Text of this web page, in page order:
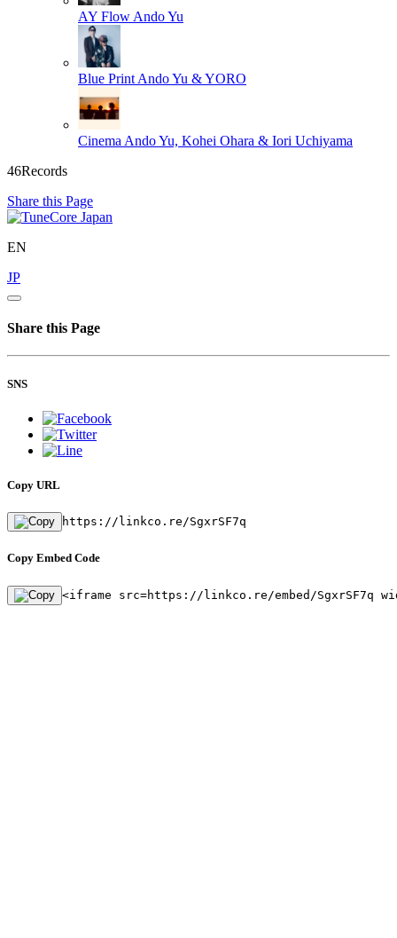
AY Flow Ando Yu
Blue Print Ando Yu & YORO
Cinema Ando Yu, Kohei Ohara & Iori Uchiyama
46Records
Share this Page
EN
JP
Share this Page
SNS
Copy URL
https://linkco.re/SgxrSF7q
Copy Embed Code
<iframe src=https://linkco.re/embed/SgxrSF7q